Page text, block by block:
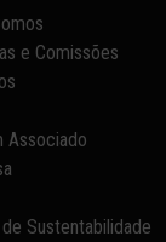
e Comissões
Associado
Sustentabilidade